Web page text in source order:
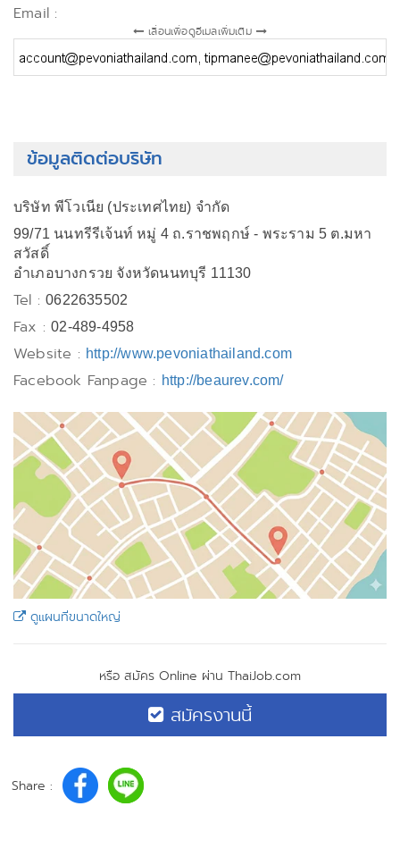
Email :
เลื่อนเพื่อดูอีเมลเพิ่มเติม
ข้อมูลติดต่อบริษัท
บริษัท พีโวเนีย (ประเทศไทย) จำกัด
99/71 นนทรีรีเจ้นท์ หมู่ 4 ถ.ราชพฤกษ์ - พระราม 5 ต.มหา
สวัสดิ์
อำเภอบางกรวย จังหวัดนนทบุรี 11130
Tel :0622635502
Fax :02-489-4958
Website : http://www.pevoniathailand.com
Facebook Fanpage : http://beaurev.com/
ดูแผนที่ขนาดใหญ่
หรือ สมัคร Online ผ่าน ThaiJob.com
สมัครงานนี้
Share :